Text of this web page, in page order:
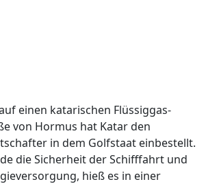
einen katarischen Flüssiggas-
von Hormus hat Katar den
in dem Golfstaat einbestellt.
die Sicherheit der Schifffahrt und
hieß es in einer